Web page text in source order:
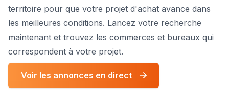
territoire pour que votre projet d'achat avance dans
les meilleures conditions. Lancez votre recherche
maintenant et trouvez les commerces et bureaux qui
correspondent à votre projet.
Voir les annonces en direct